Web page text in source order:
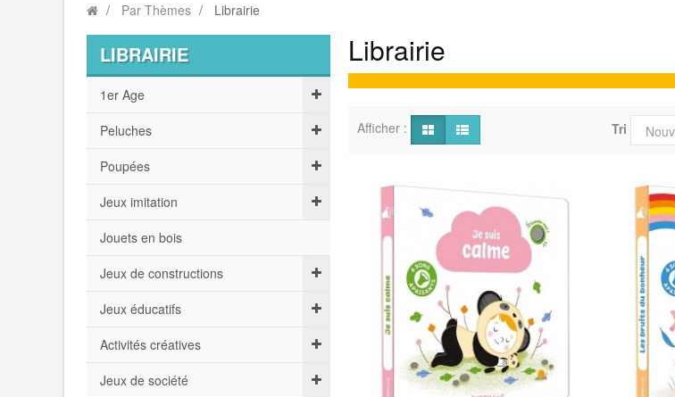
Par Thèmes Librairie
LIBRAIRIE
1er Age
Peluches
Poupées
Jeux imitation
Jouets en bois
Jeux de constructions
Jeux éducatifs
Activités créatives
Jeux de société
Librairie
Afficher : Tri